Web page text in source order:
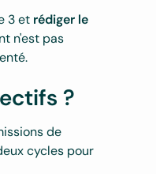
3 et rédiger le
n'est pas
?
de
cycles pour